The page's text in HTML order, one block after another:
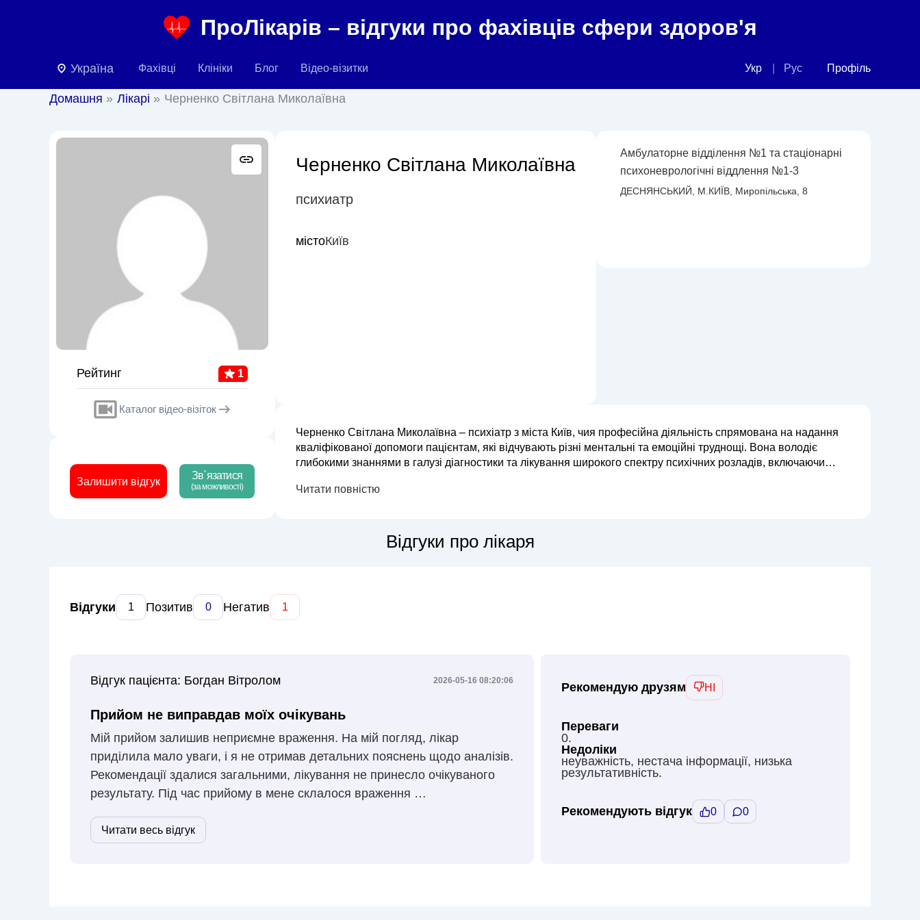
ПроЛікарів – відгуки про фахівців сфери здоров'я
Україна Фахівці Клініки Блог Відео-візитки Укр Рус Профіль
Домашня Лікарі Черненко Світлана Миколаївна
Рейтинг 1
Каталог відео-візіток
Залишити відгук
Зв`язатися
(за можливості)
Черненко Світлана Миколаївна
психиатр
містоКиїв
Амбулаторне відділення №1 та стаціонарні
психоневрологічні віддлення №1-3
ДЕСНЯНСЬКИЙ, М.КИЇВ, Миропільська, 8
Черненко Світлана Миколаївна – психіатр з міста Київ, чия професійна діяльність спрямована на надання
кваліфікованої допомоги пацієнтам, які відчувають різні ментальні та емоційні труднощі. Вона володіє
глибокими знаннями в галузі діагностики та лікування широкого спектру психічних розладів, включаючи
Читати повністю
Відгуки про лікаря
Відгуки 1 Позитив 0 Негатив 1
2026-05-16 08:20:06
Відгук пацієнта: Богдан Вітролом
Прийом не виправдав моїх очікувань
Мій прийом залишив неприємне враження. На мій погляд, лікар
приділила мало уваги, і я не отримав детальних пояснень щодо аналізів.
Рекомендації здалися загальними, лікування не принесло очікуваного
результату. Під час прийому в мене склалося враження …
Читати весь відгук
Рекомендую друзям НІ
Переваги
0.
Недоліки
неуважність, нестача інформації, низька
результативність.
Рекомендують відгук 0 0